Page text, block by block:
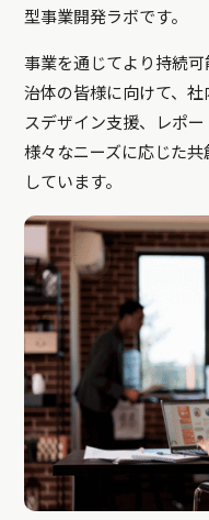
型事業開発ラボです。
事業を通じてより持続
治体の皆様に向けて、
スデザイン支援、レポー
様々なニーズに応じた
しています。